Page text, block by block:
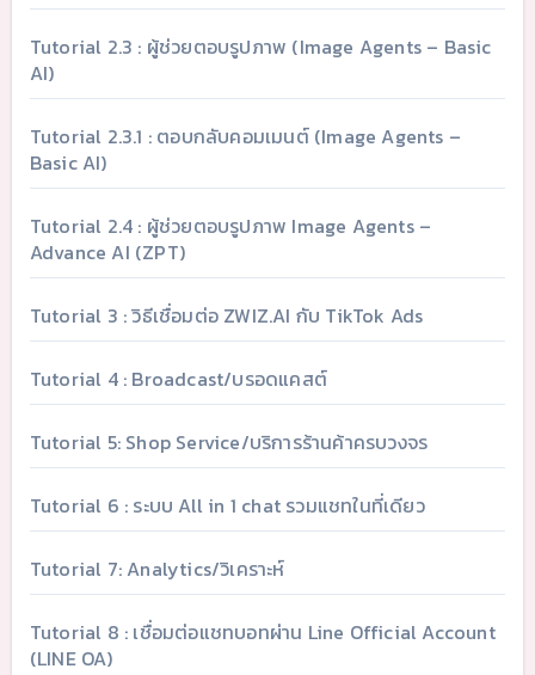
Tutorial 2.3 : ผู้ช่วยตอบรูปภาพ (Image Agents – Basic
AI)
Tutorial 2.3.1 : ตอบกลับคอมเมนต์ (Image Agents –
Basic AI)
Tutorial 2.4 : ผู้ช่วยตอบรูปภาพ Image Agents –
Advance AI (ZPT)
Tutorial 3 : วิธีเชื่อมต่อ ZWIZ.AI กับ TikTok Ads
Tutorial 4 : Broadcast/บรอดแคสต์
Tutorial 5: Shop Service/บริการร้านค้าครบวงจร
Tutorial 6 : ระบบ All in 1 chat รวมแชทในที่เดียว
Tutorial 7: Analytics/วิเคราะห์
Tutorial 8 : เชื่อมต่อแชทบอทผ่าน Line Official Account
(LINE OA)